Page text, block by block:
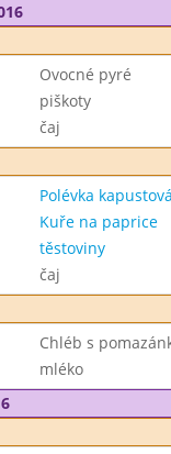
Ovocné pyré
piškoty
čaj
Polévka
Kuře na paprice
těstoviny
čaj
Chléb s
mléko